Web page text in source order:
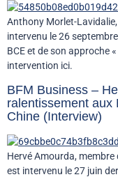
Anthony Morlet-
intervenu le 26
BCE et de son approche
intervention ici.
BFM Business –
ralentissement aux
Chine (Interview)
Hervé Amourda,
est intervenu le 27 juin